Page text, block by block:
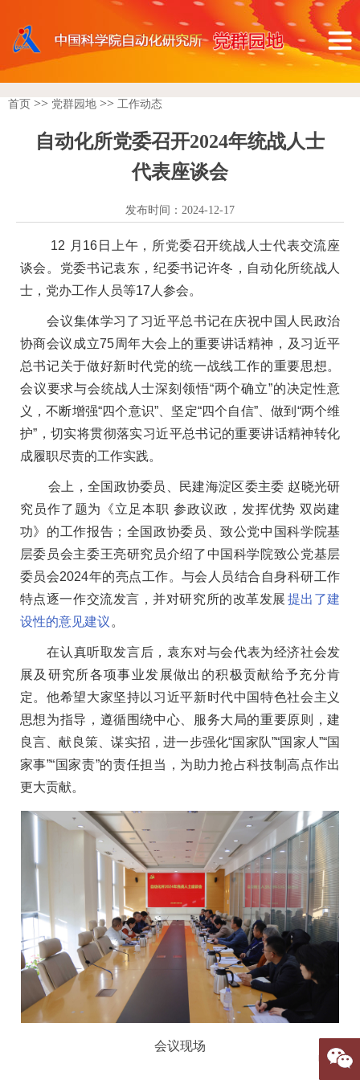
首页 >> 党群园地 >> 工作动态
自动化所党委召开2024年统战人士
代表座谈会
发布时间：2024-12-17
12 月16日上午，所党委召开统战人士代表交流座
谈会。党委书记袁东，纪委书记许冬，自动化所统战人
士，党办工作人员等17人参会。
会议集体学习了习近平总书记在庆祝中国人民政治
协商会议成立75周年大会上的重要讲话精神，及习近平
总书记关于做好新时代党的统一战线工作的重要思想。
会议要求与会统战人士深刻领悟“两个确立”的决定性意
义，不断增强“四个意识”、坚定“四个自信”、做到“两个维
护”，切实将贯彻落实习近平总书记的重要讲话精神转化
成履职尽责的工作实践。
会上，全国政协委员、民建海淀区委主委 赵晓光研
究员作了题为《立足本职 参政议政，发挥优势 双岗建
功》的工作报告；全国政协委员、致公党中国科学院基
层委员会主委王亮研究员介绍了中国科学院致公党基层
委员会2024年的亮点工作。与会人员结合自身科研工作
特点逐一作交流发言，并对研究所的改革发展 提出了建
设性的意见建议 。
在认真听取发言后，袁东对与会代表为经济社会发
展及研究所各项事业发展做出的积极贡献给予充分肯
定。他希望大家坚持以习近平新时代中国特色社会主义
思想为指导，遵循围绕中心、服务大局的重要原则，建
良言、献良策、谋实招，进一步强化“国家队”“国家人”“国
家事”“国家责”的责任担当，为助力抢占科技制高点作出
更大贡献。
会议现场